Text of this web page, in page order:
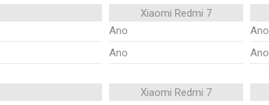
Xiaomi Redmi 7
Ano Ano
Ano Ano
Xiaomi Redmi 7